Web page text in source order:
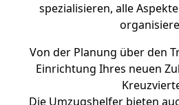
spezialisieren, alle
Von der Planung über den
Einrichtung Ihres neuen
Die Umzugshelfer bieten